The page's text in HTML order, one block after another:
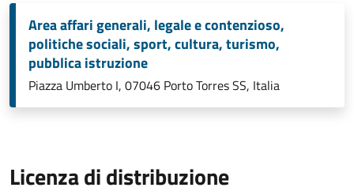
Area affari generali, legale e contenzioso,
politiche sociali, sport, cultura, turismo,
pubblica istruzione
Piazza Umberto I, 07046 Porto Torres SS, Italia
Licenza di distribuzione